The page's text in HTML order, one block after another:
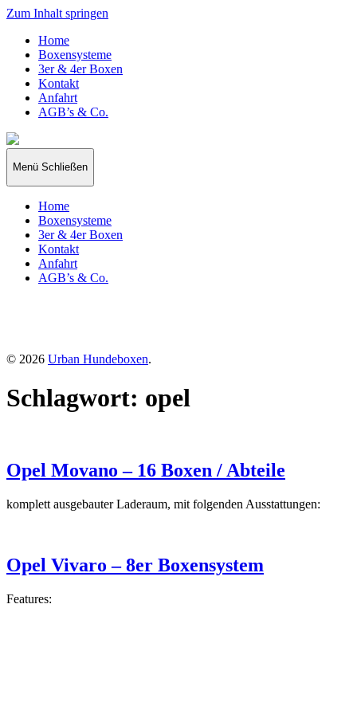
Zum Inhalt springen
Home
Boxensysteme
3er & 4er Boxen
Kontakt
Anfahrt
AGB’s & Co.
Urban
Hundeboxen
Menü Schließen
Home
Boxensysteme
3er & 4er Boxen
Kontakt
Anfahrt
AGB’s & Co.
© 2026 Urban Hundeboxen.
Schlagwort: opel
Opel Movano – 16 Boxen / Abteile
komplett ausgebauter Laderaum, mit folgenden Ausstattungen:
Opel Vivaro – 8er Boxensystem
Features: